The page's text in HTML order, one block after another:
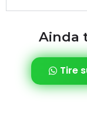
Ainda
Tire